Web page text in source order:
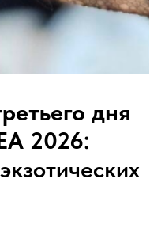
дня
2026: